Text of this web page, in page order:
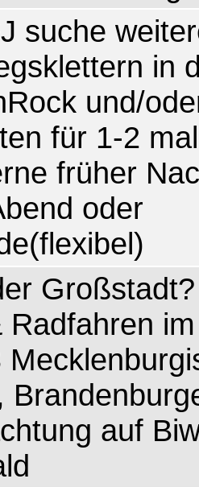
suche
in
und/
für 1-2
früher
oder
Radfahren
auf